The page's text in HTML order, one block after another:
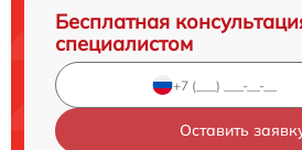
Бесплатная
специалистом
Оставить